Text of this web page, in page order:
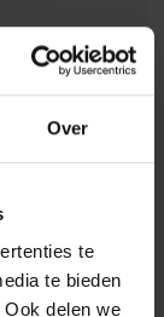
Over
te
te bieden
delen we